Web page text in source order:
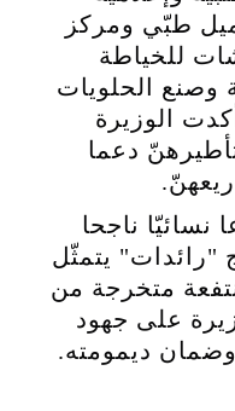
طبّي ومركز
للخياطة
وصنع الحلويات
الوزيرة
دعما
.
نسائيّا ناجحا
"رائدات" يتمثّل
متخرجة من
على جهود
وضمان ديمومته.